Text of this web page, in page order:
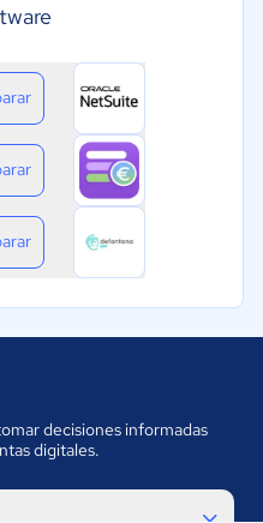
decisiones informadas
digitales.